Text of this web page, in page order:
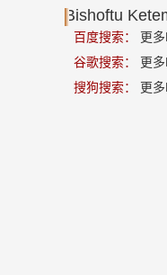
Bishoftu
百度搜索：
更
谷歌搜索：
更
搜狗搜索：
更